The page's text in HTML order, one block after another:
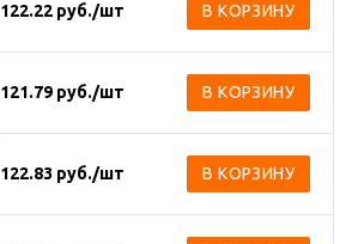
122.22 руб./шт В КОРЗИНУ
121.79 руб./шт В КОРЗИНУ
122.83 руб./шт В КОРЗИНУ